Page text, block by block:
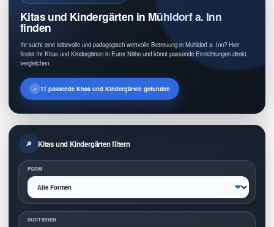
Kitas und Kindergärten in Mühldorf a. Inn
finden
Ihr sucht eine liebevolle und pädagogisch wertvolle Betreuung in Mühldorf a. Inn? Hier
findet Ihr Kitas und Kindergärten in Eurer Nähe und könnt passende Einrichtungen direkt
vergleichen.
11 passende Kitas und Kindergärten gefunden
Kitas und Kindergärten filtern
FORM
SORTIEREN